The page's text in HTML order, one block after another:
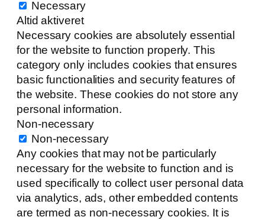
Necessary
Altid aktiveret
Necessary cookies are absolutely essential
for the website to function properly. This
category only includes cookies that ensures
basic functionalities and security features of
the website. These cookies do not store any
personal information.
Non-necessary
Non-necessary
Any cookies that may not be particularly
necessary for the website to function and is
used specifically to collect user personal data
via analytics, ads, other embedded contents
are termed as non-necessary cookies. It is